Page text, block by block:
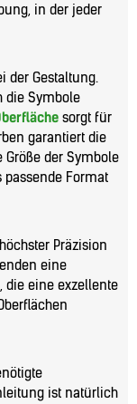
in der jeder
der Gestaltung.
die Symbole
sorgt für
garantiert die
der Symbole
passende Format
Präzision
eine
die eine exzellente
ist natürlich